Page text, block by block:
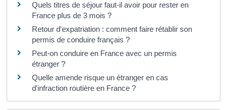
Quels titres de séjour faut-il avoir pour rester en
France plus de 3 mois ?
Retour d'expatriation : comment faire rétablir son
permis de conduire français ?
Peut-on conduire en France avec un permis
étranger ?
Quelle amende risque un étranger en cas
d'infraction routière en France ?